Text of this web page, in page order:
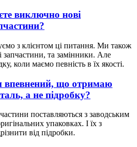
виключно нові
з клієнтом ці питання. Ми також
та замінники. Але
коли маємо певність в їх якості.
впевнений, що отримаю
а не підробку?
поставляються з заводським
упаковках. І їх з
від підробки.